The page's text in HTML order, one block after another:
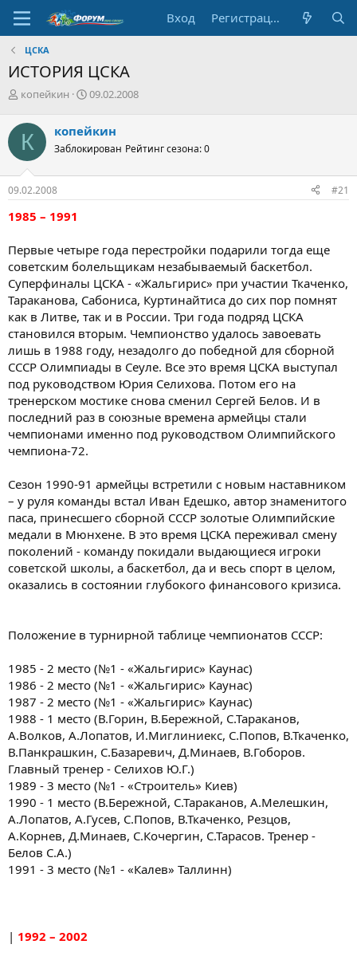
Вход Регистрация
ЦСКА
ИСТОРИЯ ЦСКА
А
т
о
р
т
е
м
копейкин
Д
а
н
ч
09.02.2008
К копейкин
Заблокирован Рейтинг сезона: 0
09.02.2008 #21
1985 – 1991
Первые четыре года перестройки подарили тогда еще
советским болельщикам незабываемый баскетбол.
Суперфиналы ЦСКА - «Жальгирис» при участии Ткаченко,
Тараканова, Сабониса, Куртинайтиса до сих пор помнят
как в Литве, так и в России. Три года подряд ЦСКА
становился вторым. Чемпионство удалось завоевать
лишь в 1988 году, незадолго до победной для сборной
СССР Олимпиады в Сеуле. Все это время ЦСКА выступал
под руководством Юрия Селихова. Потом его на
тренерском мостике снова сменил Сергей Белов. И в
последний раз в союзные времена армейцы стали
чемпионами именно под руководством Олимпийского
чемпиона-72.
Сезон 1990-91 армейцы встретили с новым наставником
– у руля команды встал Иван Едешко, автор знаменитого
паса, принесшего сборной СССР золотые Олимпийские
медали в Мюнхене. В это время ЦСКА переживал смену
поколений - команду покидали выдающиеся игроки
советской школы, а баскетбол, да и весь спорт в целом,
оказались в состоянии глубокого финансового кризиса.
Положение в турнирной таблице чемпионатов СССР:
1985 - 2 место (№1 - «Жальгирис» Каунас)
1986 - 2 место (№1 - «Жальгирис» Каунас)
1987 - 2 место (№1 - «Жальгирис» Каунас)
1988 - 1 место (В.Горин, В.Бережной, С.Тараканов,
А.Волков, А.Лопатов, И.Миглиниекс, С.Попов, В.Ткаченко,
В.Панкрашкин, С.Базаревич, Д.Минаев, В.Гоборов.
Главный тренер - Селихов Ю.Г.)
1989 - 3 место (№1 - «Строитель» Киев)
1990 - 1 место (В.Бережной, С.Тараканов, А.Мелешкин,
А.Лопатов, А.Гусев, С.Попов, В.Ткаченко, Резцов,
А.Корнев, Д.Минаев, С.Кочергин, С.Тарасов. Тренер -
Белов С.А.)
1991 - 3 место (№1 - «Калев» Таллинн)
| 1992 – 2002